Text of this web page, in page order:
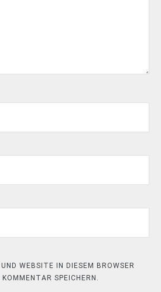
WEBSITE IN DIESEM BROWSER
SPEICHERN.